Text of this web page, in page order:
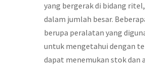
yang bergerak di bidang
dalam jumlah besar.
berupa peralatan yang
untuk mengetahui dengan
dapat menemukan stok dan